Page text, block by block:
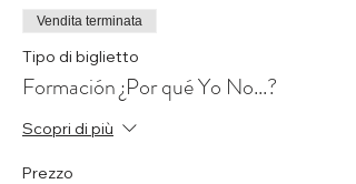
Vendita terminata
Tipo di biglietto
Formación ¿Por qué Yo No...?
Scopri di più
Prezzo